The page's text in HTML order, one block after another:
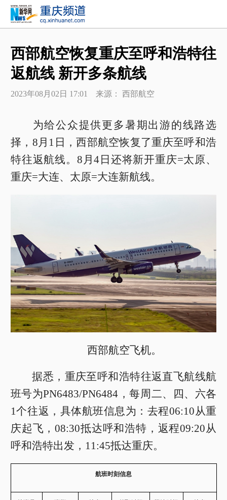
西部航空恢复重庆至呼和浩特往
返航线 新开多条航线
2023年08月02日 17:01 来源： 西部航空
为给公众提供更多暑期出游的线路选
择，8月1日，西部航空恢复了重庆至呼和浩
特往返航线。8月4日还将新开重庆=太原、
重庆=大连、太原=大连新航线。
西部航空飞机。
据悉，重庆至呼和浩特往返直飞航线航
班号为PN6483/PN6484，每周二、四、六各
1个往返，具体航班信息为：去程06:10从重
庆起飞，08:30抵达呼和浩特，返程09:20从
呼和浩特出发，11:45抵达重庆。
航班时刻信息